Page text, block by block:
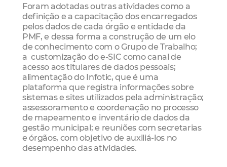
Foram adotadas outras atividades como a
definição e a capacitação dos encarregados
pelos dados de cada órgão e entidade da
PMF, e dessa forma a construção de um elo
de conhecimento com o Grupo de Trabalho;
a customização do e-SIC como canal de
acesso aos titulares de dados pessoais;
alimentação do Infotic, que é uma
plataforma que registra informações sobre
sistemas e sites utilizados pela administração;
assessoramento e coordenação no processo
de mapeamento e inventário de dados da
gestão municipal; e reuniões com secretarias
e órgãos, com objetivo de auxiliá-los no
desempenho das atividades.